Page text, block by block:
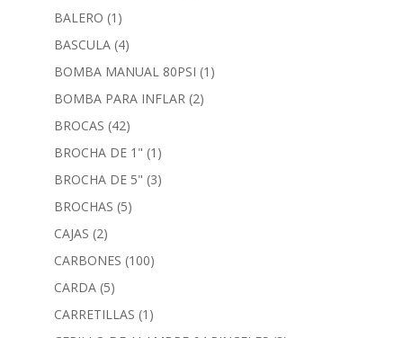
BALERO (1)
BASCULA (4)
BOMBA MANUAL 80PSI (1)
BOMBA PARA INFLAR (2)
BROCAS (42)
BROCHA DE 1" (1)
BROCHA DE 5" (3)
BROCHAS (5)
CAJAS (2)
CARBONES (100)
CARDA (5)
CARRETILLAS (1)